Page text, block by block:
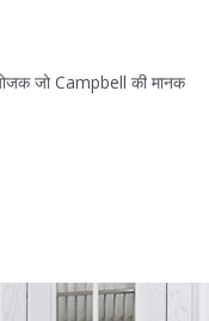
जो Campbell की मानक